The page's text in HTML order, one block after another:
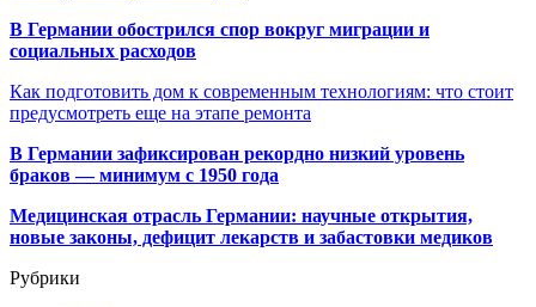
В Германии обострился спор вокруг миграции и
социальных расходов
Как подготовить дом к современным технологиям: что стоит
предусмотреть еще на этапе ремонта
В Германии зафиксирован рекордно низкий уровень
браков — минимум с 1950 года
Медицинская отрасль Германии: научные открытия,
новые законы, дефицит лекарств и забастовки медиков
Рубрики